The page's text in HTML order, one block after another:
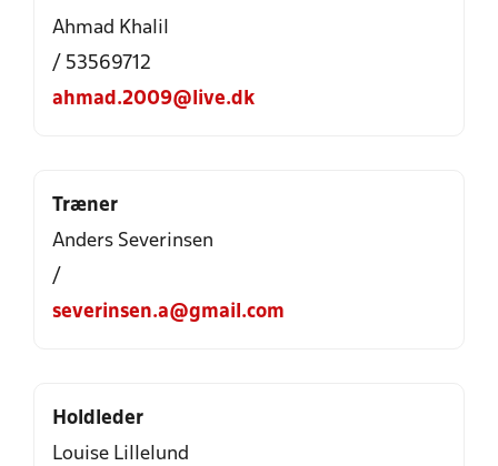
Ahmad Khalil
/ 53569712
ahmad.2009@live.dk
Træner
Anders Severinsen
/
severinsen.a@gmail.com
Holdleder
Louise Lillelund